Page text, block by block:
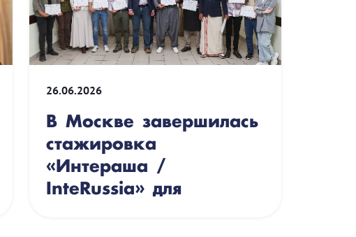
26.06.2026
В Москве завершилась
стажировка
«Интераша /
InteRussia» для